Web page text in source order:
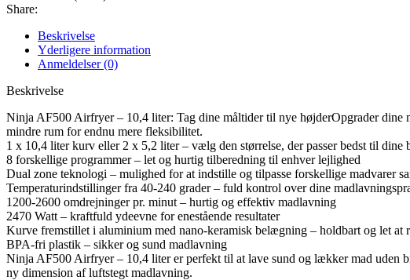
Share:
Beskrivelse
Yderligere information
Anmeldelser (0)
Beskrivelse
Ninja AF500 Airfryer – 10,4 liter: Tag dine måltider til nye højderOpgrader dine
mindre rum for endnu mere fleksibilitet.
1 x 10,4 liter kurv eller 2 x 5,2 liter – vælg den størrelse, der passer bedst til dine
8 forskellige programmer – let og hurtig tilberedning til enhver lejlighed
Dual zone teknologi – mulighed for at indstille og tilpasse forskellige madvarer
Temperaturindstillinger fra 40-240 grader – fuld kontrol over dine
1200-2600 omdrejninger pr. minut – hurtig og effektiv madlavning
2470 Watt – kraftfuld ydeevne for enestående resultater
Kurve fremstillet i aluminium med nano-keramisk belægning – holdbart og let at
BPA-fri plastik – sikker og sund madlavning
Ninja AF500 Airfryer – 10,4 liter er perfekt til at lave sund og lækker mad uden
ny dimension af luftstegt madlavning.